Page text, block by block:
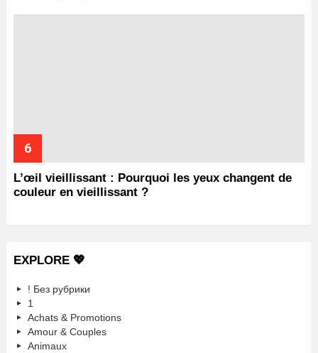
L’œil vieillissant : Pourquoi les yeux changent de
couleur en vieillissant ?
EXPLORE 💖
! Без рубрики
1
Achats & Promotions
Amour & Couples
Animaux